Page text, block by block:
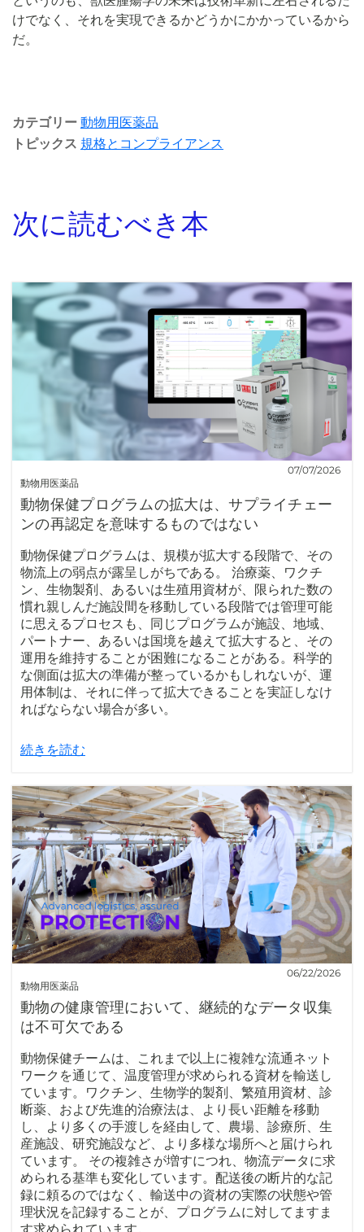
けでなく、それを実現できるかどうかにかかっているから
だ。
カテゴリー 動物用医薬品
トピックス 規格とコンプライアンス
次に読むべき本
動物用医薬品
07/07/2026
動物保健プログラムの拡大は、サプライチェー
ンの再認定を意味するものではない
動物保健プログラムは、規模が拡大する段階で、その
物流上の弱点が露呈しがちである。 治療薬、ワクチ
ン、生物製剤、あるいは生殖用資材が、限られた数の
慣れ親しんだ施設間を移動している段階では管理可能
に思えるプロセスも、同じプログラムが施設、地域、
パートナー、あるいは国境を越えて拡大すると、その
運用を維持することが困難になることがある。科学的
な側面は拡大の準備が整っているかもしれないが、運
用体制は、それに伴って拡大できることを実証しなけ
ればならない場合が多い。
続きを読む
動物用医薬品
06/22/2026
動物の健康管理において、継続的なデータ収集
は不可欠である
動物保健チームは、これまで以上に複雑な流通ネット
ワークを通じて、温度管理が求められる資材を輸送し
ています。ワクチン、生物学的製剤、繁殖用資材、診
断薬、および先進的治療法は、より長い距離を移動
し、より多くの手渡しを経由して、農場、診療所、生
産施設、研究施設など、より多様な場所へと届けられ
ています。 その複雑さが増すにつれ、物流データに求
められる基準も変化しています。配送後の断片的な記
録に頼るのではなく、輸送中の資材の実際の状態や管
理状況を記録することが、プログラムに対してますま